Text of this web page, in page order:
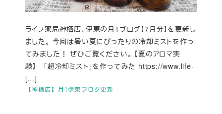
【神栖店】月1伊東ブログ更新
ライフ薬局神栖店、伊東の月1ブログ【7月分】を更新し
ました。 今回は暑い夏にぴったりの冷却ミストを作っ
てみました！ ぜひご覧ください。 【夏のアロマ実
験】 「超冷却ミスト」を作ってみた https://www.life-
[…]